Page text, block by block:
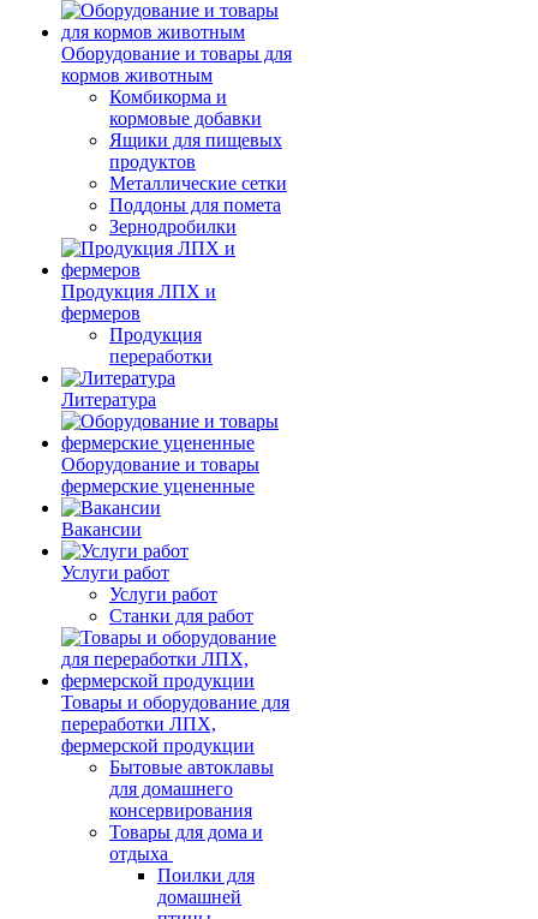
Оборудование и товары для
кормов животным
Комбикорма и
кормовые добавки
Ящики для пищевых
продуктов
Металлические сетки
Поддоны для помета
Зернодробилки
Продукция ЛПХ и
фермеров
Продукция
переработки
Литература
Оборудование и товары
фермерские уцененные
Вакансии
Услуги работ
Услуги работ
Станки для работ
Товары и оборудование для
переработки ЛПХ,
фермерской продукции
Бытовые автоклавы
для домашнего
консервирования
Товары для дома и
отдыха
Поилки для
домашней